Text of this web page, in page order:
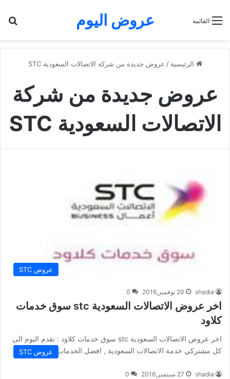
عروض اليوم القائمة
الرئيسية / عروض جديدة من شركة الاتصالات السعودية STC
عروض جديدة من شركة
الاتصالات السعودية STC
عروض STC
shadia 20 نوفمبر,2016 0
اخر عروض الاتصالات السعودية stc سوق خدمات
كلاود
اخر عروض الاتصالات السعودية stc سوق خدمات كلاود : نقدم اليوم الى
كل مشتركي خدمة الاتصالات السعودية , افضل الخدمات…عروض STC
shadia 27 سبتمبر,2016 0